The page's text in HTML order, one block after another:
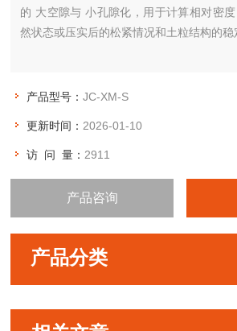
的 大空隙与 小孔隙化，用于计算相对密
然状态或压实后的松紧情况和土粒结构的稳
产品型号：JC-XM-S
更新时间： 2026-01-10
访 问 量： 2911
产品咨询
产品分类